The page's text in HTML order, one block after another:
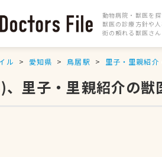
動物病院・獣医を
獣医の診療方針や
街の頼れる獣医さ
ル 愛知県 鳥居駅 里子・里親紹介
里子・里親紹介の獣